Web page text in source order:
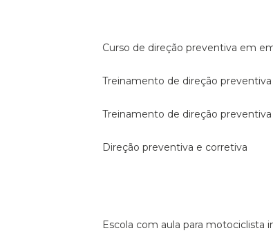
curso de direção preventiva em
treinamento de direção
treinamento de direção preventiva
direção preventiva e corretiva
escola com aula para motociclista